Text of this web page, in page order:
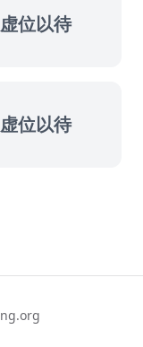
虚位以待
虚位以待